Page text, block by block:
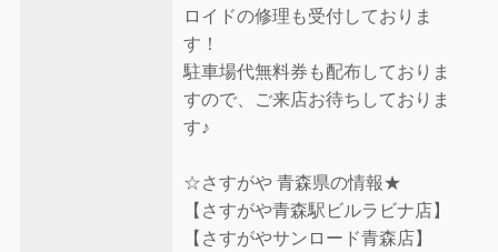
ロイドの修理も受付しておりま
す！
駐車場代無料券も配布しておりま
すので、ご来店お待ちしておりま
す♪
☆さすがや 青森県の情報★
【さすがや青森駅ビルラビナ店】
【さすがやサンロード青森店】